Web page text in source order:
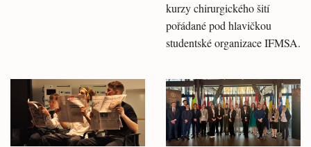
kurzy chirurgického šití
pořádané pod hlavičkou
studentské organizace IFMSA.